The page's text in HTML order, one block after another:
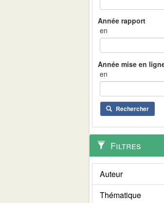
en
en
Rechercher
Filtres
Auteur
Thématique